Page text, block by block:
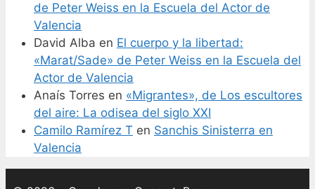
de Peter Weiss en la Escuela del Actor de
Valencia
David Alba en El cuerpo y la libertad:
«Marat/Sade» de Peter Weiss en la Escuela del
Actor de Valencia
Anaís Torres en «Migrantes», de Los escultores
del aire: La odisea del siglo XXI
Camilo Ramírez T en Sanchis Sinisterra en
Valencia